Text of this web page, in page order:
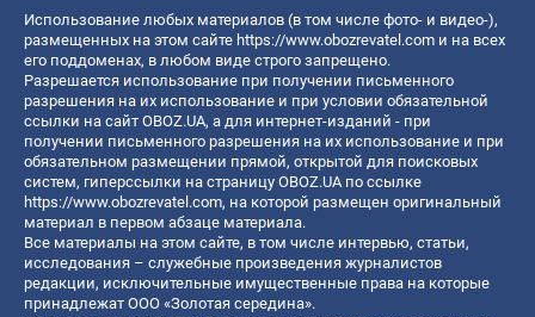
Использование любых материалов (в том числе фото- и видео-),
размещенных на этом сайте https://www.obozrevatel.com и на всех
его поддоменах, в любом виде строго запрещено.
Разрешается использование при получении письменного
разрешения на их использование и при условии обязательной
ссылки на сайт OBOZ.UA, а для интернет-изданий - при
получении письменного разрешения на их использование и при
обязательном размещении прямой, открытой для поисковых
систем, гиперссылки на страницу OBOZ.UA по ссылке
https://www.obozrevatel.com, на которой размещен оригинальный
материал в первом абзаце материала.
Все материалы на этом сайте, в том числе интервью, статьи,
исследования – служебные произведения журналистов
редакции, исключительные имущественные права на которые
принадлежат ООО «Золотая середина».